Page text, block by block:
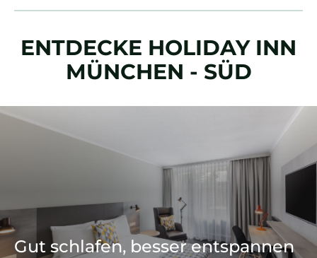
ENTDECKE HOLIDAY INN
MÜNCHEN - SÜD
Gut schlafen, besser entspannen